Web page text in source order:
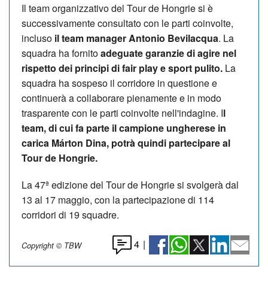
Il team organizzativo del Tour de Hongrie si è
successivamente consultato con le parti coinvolte,
incluso il team manager Antonio Bevilacqua. La
squadra ha fornitoadeguate garanzie di agire nel
rispetto dei principi di fair play e sport pulito. La
squadra ha sospeso il corridore in questione e
continuerà a collaborare pienamente e in modo
trasparente con le parti coinvolte nell'indagine. Il
team, di cui fa parte il campione ungherese in
carica Márton Dina, potrà quindi partecipare al
Tour de Hongrie.
La 47ª edizione del Tour de Hongrie si svolgerà dal
13 al 17 maggio, con la partecipazione di 114
corridori di 19 squadre.
Copyright © TBW 4 |